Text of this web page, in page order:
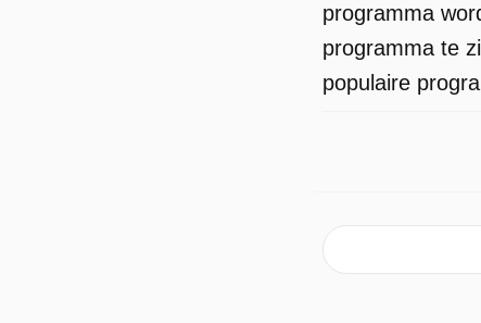
programma
programma te
populaire